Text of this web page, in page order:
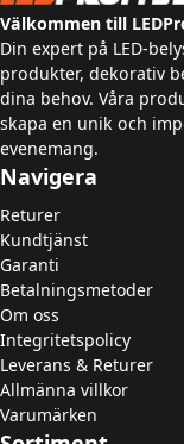
Välkommen till
Din expert på LED-
produkter, dekorativ
dina behov. Våra
skapa en unik och
evenemang.
Navigera
Returer
Kundtjänst
Garanti
Betalningsmetoder
Om oss
Integritetspolicy
Leverans & Returer
Allmänna villkor
Varumärken